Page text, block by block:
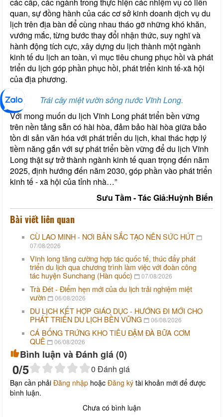
quan, sự đồng hành của các cơ sở kinh doanh dịch vụ du
lịch trên địa bàn để cùng nhau tháo gỡ những khó khăn,
vướng mắc, từng bước thay đổi nhận thức, suy nghĩ và
hành động tích cực, xây dựng du lịch thành một ngành
kinh tế du lịch an toàn, vì mục tiêu chung phục hồi và phát
triển du lịch góp phần phục hồi, phát triển kinh tế-xã hội
của địa phương.
Trái cây miệt vườn sông nước Vĩnh Long.
Với mong muốn du lịch Vĩnh Long phát triển bền vững
trên nền tảng sẵn có hài hòa, đảm bảo hài hòa giữa bảo
tồn di sản văn hóa với phát triển du lịch, khai thác hợp lý
tiềm năng gắn với sự phát triển bền vững để du lịch Vĩnh
Long thật sự trở thành ngành kinh tế quan trọng đến năm
2025, định hướng đến năm 2030, góp phần vào phát triển
kinh tế - xã hội của tỉnh nhà…”
Sưu Tầm - Tác Giả:Huỳnh Biển
Bài viết liên quan
CÙ LAO MINH - NƠI BẢN SẮC TẠO NÊN SỨC HÚT
07/08/2026
Vĩnh long tăng cường hợp tác quốc tế, thúc đẩy phát
triển du lịch qua chương trình làm việc với đoàn công
tác huyện Sunchang (Hàn quốc)
07/08/2026
Trà Đét - Điểm hẹn mới của du lịch trải nghiệm miệt
vườn
06/08/2026
DU LỊCH KẾT HỢP GIÁO DỤC - HƯỚNG ĐI MỚI CHO
PHÁT TRIỂN DU LỊCH BỀN VỮNG
06/08/2026
CÁ BỐNG TRỨNG KHO TIÊU ĐẬM ĐÀ BỮA CƠM
QUÊ
06/08/2026
Bình luận và Đánh giá (0)
0/5 0 Đánh giá
Bạn cần phải Đăng nhập hoặc Đăng ký tài khoản mới để được
bình luận.
Chưa có bình luận